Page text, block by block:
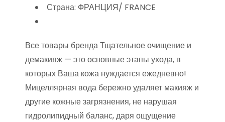
Страна: ФРАНЦИЯ/ FRANCE
Все товары бренда Тщательное очищение и
демакияж — это основные этапы ухода, в
которых Ваша кожа нуждается ежедневно!
Мицеллярная вода бережно удаляет макияж и
другие кожные загрязнения, не нарушая
гидролипидный баланс, даря ощущение